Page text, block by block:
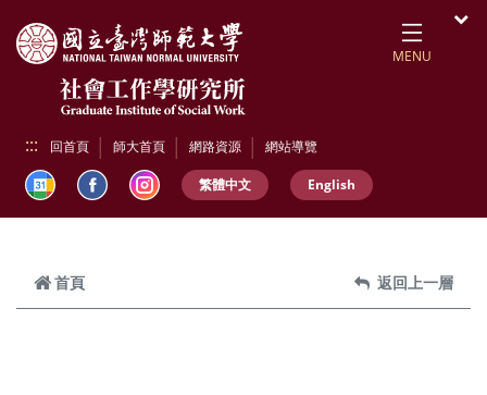
MENU
::: 回首頁 師大首頁 網路資源 網站導覽
繁體中文 English
首頁 返回上一層